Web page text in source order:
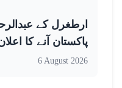
ارطغرل کے
پاکستان آنے کا
6 August 2026